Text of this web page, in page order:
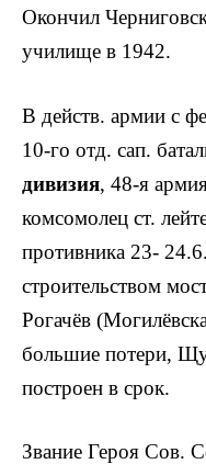
Окончил
училище в 1942.
В действ. армии с
10-го отд. сап.
дивизия, 48-я
комсомолец ст.
противника 23-
строительством
Рогачёв
большие потери,
построен в срок.
Зва­ние Героя Сов.